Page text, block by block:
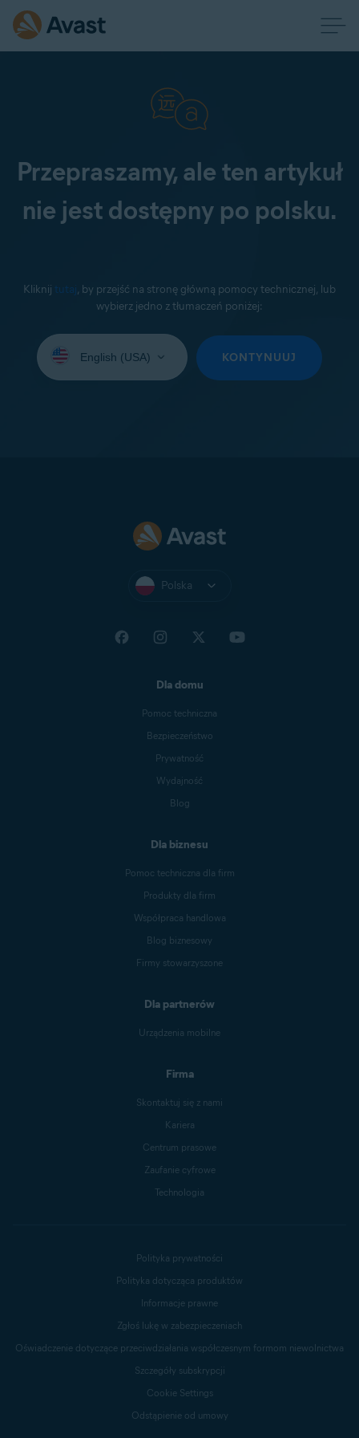
Przepraszamy, ale ten artykuł
nie jest dostępny po polsku.
Kliknij tutaj, by przejść na stronę główną pomocy technicznej, lub
wybierz jedno z tłumaczeń poniżej:
język:
KONTYNUUJ
Polska
Dla domu
Pomoc techniczna
Bezpieczeństwo
Prywatność
Wydajność
Blog
Dla biznesu
Pomoc techniczna dla firm
Produkty dla firm
Współpraca handlowa
Blog biznesowy
Firmy stowarzyszone
Dla partnerów
Urządzenia mobilne
Firma
Skontaktuj się z nami
Kariera
Centrum prasowe
Zaufanie cyfrowe
Technologia
Polityka prywatności
Polityka dotycząca produktów
Informacje prawne
Zgłoś lukę w zabezpieczeniach
Oświadczenie dotyczące przeciwdziałania współczesnym formom niewolnictwa
Szczegóły subskrypcji
Cookie Settings
Odstąpienie od umowy